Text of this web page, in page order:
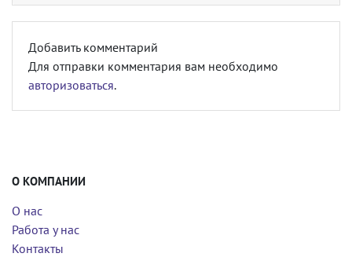
Добавить комментарий
Для отправки комментария вам необходимо
авторизоваться.
О КОМПАНИИ
О нас
Работа у нас
Контакты